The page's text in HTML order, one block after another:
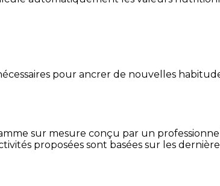
pour ancrer de nouvelles
sur mesure conçu par un
proposées sont basées sur les